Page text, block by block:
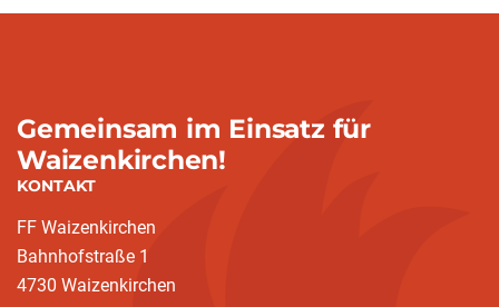
Gemeinsam im Einsatz für
Waizenkirchen!
KONTAKT
FF Waizenkirchen
Bahnhofstraße 1
4730 Waizenkirchen